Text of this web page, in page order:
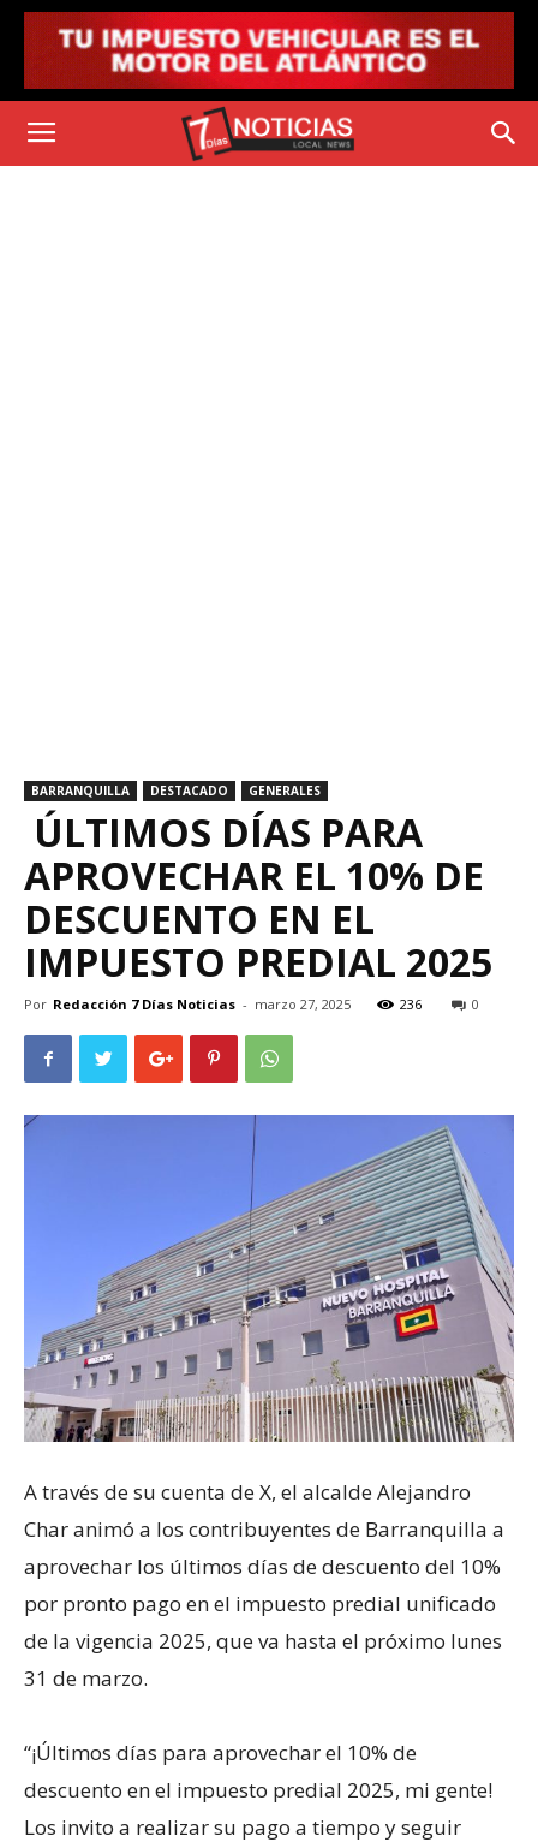
BARRANQUILLA DESTACADO GENERALES
ÚLTIMOS DÍAS PARA
APROVECHAR EL 10% DE
DESCUENTO EN EL
IMPUESTO PREDIAL 2025
Por Redacción 7 Días Noticias - marzo 27, 2025 236 0
A través de su cuenta de X, el alcalde Alejandro
Char animó a los contribuyentes de Barranquilla a
aprovechar los últimos días de descuento del 10%
por pronto pago en el impuesto predial unificado
de la vigencia 2025, que va hasta el próximo lunes
31 de marzo.
“¡Últimos días para aprovechar el 10% de
descuento en el impuesto predial 2025, mi gente!
Los invito a realizar su pago a tiempo y seguir